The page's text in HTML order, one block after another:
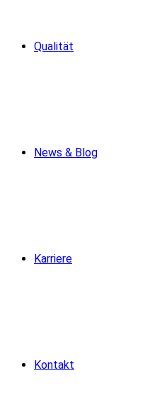
Qualität
News & Blog
Karriere
Kontakt